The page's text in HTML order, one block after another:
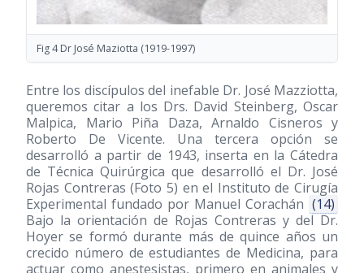
Fig 4 Dr José Maziotta (1919-1997)
Entre los discípulos del inefable Dr. José Mazziotta,
queremos citar a los Drs. David Steinberg, Oscar
Malpica, Mario Piña Daza, Arnaldo Cisneros y
Roberto De Vicente. Una tercera opción se
desarrolló a partir de 1943, inserta en la Cátedra
de Técnica Quirúrgica que desarrolló el Dr. José
Rojas Contreras (Foto 5) en el Instituto de Cirugía
Experimental fundado por Manuel Corachán (14)
Bajo la orientación de Rojas Contreras y del Dr.
Hoyer se formó durante más de quince años un
crecido número de estudiantes de Medicina, para
actuar como anestesistas, primero en animales y